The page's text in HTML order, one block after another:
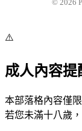
© 2026
⚠️
成人內容提
本部落格內容僅
若您未滿十八歲